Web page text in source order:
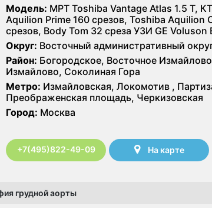
Модель: МРТ Toshiba Vantage Atlas 1.5 Т,
Aquilion Prime 160 срезов, Toshiba Aquilion
срезов, Body Tom 32 среза УЗИ GE Voluson
Округ: Восточный административный
Район: Богородское, Восточное
Измайлово, Соколиная Гора
Метро: Измайловская, Локомотив ,
Преображенская площадь, Черкизовская
Город: Москва
+7(495)822-49-09 На карте
грудной аорты